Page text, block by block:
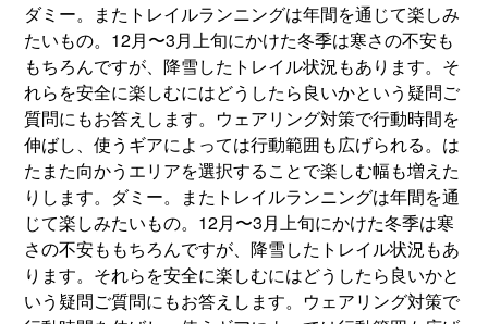
ダミー。またトレイルランニングは年間を通じて楽しみ
たいもの。12月〜3月上旬にかけた冬季は寒さの不安も
もちろんですが、降雪したトレイル状況もあります。そ
れらを安全に楽しむにはどうしたら良いかという疑問ご
質問にもお答えします。ウェアリング対策で行動時間を
伸ばし、使うギアによっては行動範囲も広げられる。は
たまた向かうエリアを選択することで楽しむ幅も増えた
りします。ダミー。またトレイルランニングは年間を通
じて楽しみたいもの。12月〜3月上旬にかけた冬季は寒
さの不安ももちろんですが、降雪したトレイル状況もあ
ります。それらを安全に楽しむにはどうしたら良いかと
いう疑問ご質問にもお答えします。ウェアリング対策で